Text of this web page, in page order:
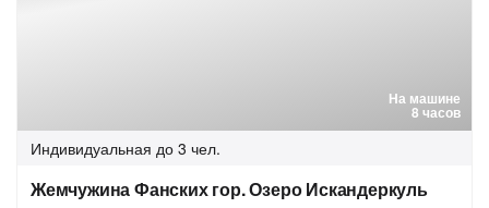
На машине
8 часов
Индивидуальная до 3 чел.
Жемчужина Фанских гор. Озеро Искандеркуль